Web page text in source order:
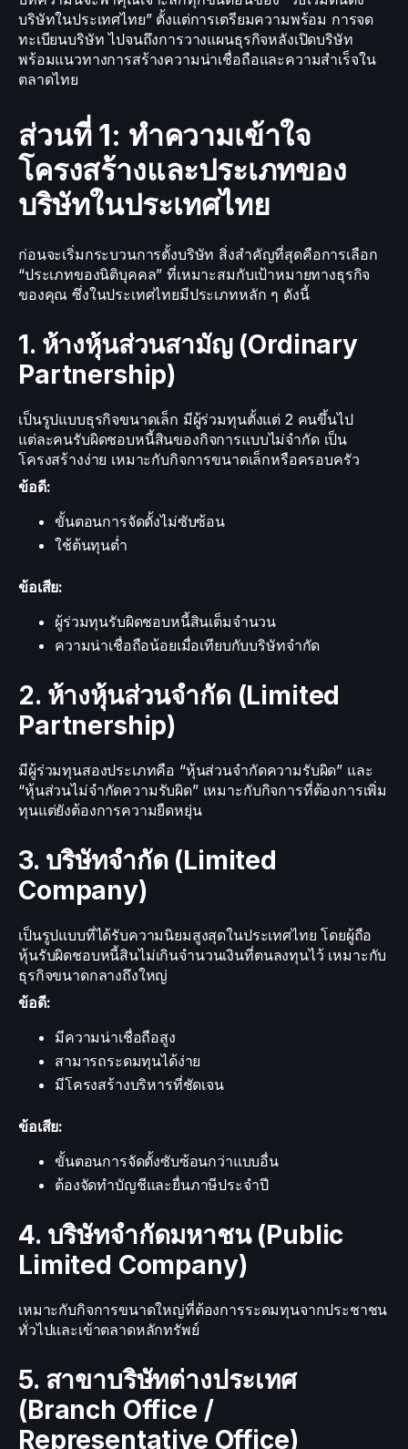
บริษัทในประเทศไทย” ตั้งแต่การเตรียมความพร้อม การจด
ทะเบียนบริษัท ไปจนถึงการวางแผนธุรกิจหลังเปิดบริษัท
พร้อมแนวทางการสร้างความน่าเชื่อถือและความสำเร็จใน
ตลาดไทย
ส่วนที่ 1: ทำความเข้าใจ
โครงสร้างและประเภทของ
บริษัทในประเทศไทย
ก่อนจะเริ่มกระบวนการตั้งบริษัท สิ่งสำคัญที่สุดคือการเลือก
“ประเภทของนิติบุคคล” ที่เหมาะสมกับเป้าหมายทางธุรกิจ
ของคุณ ซึ่งในประเทศไทยมีประเภทหลัก ๆ ดังนี้
1. ห้างหุ้นส่วนสามัญ (Ordinary
Partnership)
เป็นรูปแบบธุรกิจขนาดเล็ก มีผู้ร่วมทุนตั้งแต่ 2 คนขึ้นไป
แต่ละคนรับผิดชอบหนี้สินของกิจการแบบไม่จำกัด เป็น
โครงสร้างง่าย เหมาะกับกิจการขนาดเล็กหรือครอบครัว
ข้อดี:
ขั้นตอนการจัดตั้งไม่ซับซ้อน
ใช้ต้นทุนต่ำ
ข้อเสีย:
ผู้ร่วมทุนรับผิดชอบหนี้สินเต็มจำนวน
ความน่าเชื่อถือน้อยเมื่อเทียบกับบริษัทจำกัด
2. ห้างหุ้นส่วนจำกัด (Limited
Partnership)
มีผู้ร่วมทุนสองประเภทคือ “หุ้นส่วนจำกัดความรับผิด” และ
“หุ้นส่วนไม่จำกัดความรับผิด” เหมาะกับกิจการที่ต้องการเพิ่ม
ทุนแต่ยังต้องการความยืดหยุ่น
3. บริษัทจำกัด (Limited
Company)
เป็นรูปแบบที่ได้รับความนิยมสูงสุดในประเทศไทย โดยผู้ถือ
หุ้นรับผิดชอบหนี้สินไม่เกินจำนวนเงินที่ตนลงทุนไว้ เหมาะกับ
ธุรกิจขนาดกลางถึงใหญ่
ข้อดี:
มีความน่าเชื่อถือสูง
สามารถระดมทุนได้ง่าย
มีโครงสร้างบริหารที่ชัดเจน
ข้อเสีย:
ขั้นตอนการจัดตั้งซับซ้อนกว่าแบบอื่น
ต้องจัดทำบัญชีและยื่นภาษีประจำปี
4. บริษัทจำกัดมหาชน (Public
Limited Company)
เหมาะกับกิจการขนาดใหญ่ที่ต้องการระดมทุนจากประชาชน
ทั่วไปและเข้าตลาดหลักทรัพย์
5. สาขาบริษัทต่างประเทศ
(Branch Office /
Representative Office)